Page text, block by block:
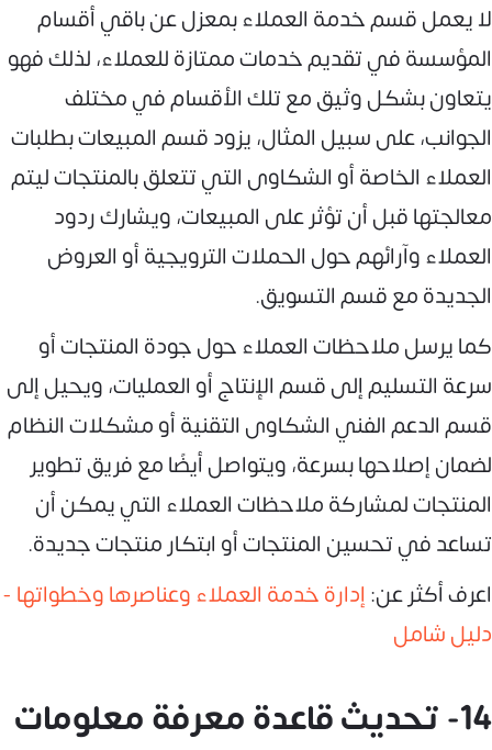
لا يعمل قسم خدمة العملاء بمعزل عن باقي أقسام
المؤسسة في تقديم خدمات ممتازة للعملاء، لذلك فهو
يتعاون بشكل وثيق مع تلك الأقسام في مختلف
الجوانب، على سبيل المثال، يزود قسم المبيعات بطلبات
العملاء الخاصة أو الشكاوى التي تتعلق بالمنتجات ليتم
معالجتها قبل أن تؤثر على المبيعات، ويشارك ردود
العملاء وآرائهم حول الحملات الترويجية أو العروض
الجديدة مع قسم التسويق.
كما يرسل ملاحظات العملاء حول جودة المنتجات أو
سرعة التسليم إلى قسم الإنتاج أو العمليات، ويحيل إلى
قسم الدعم الفني الشكاوى التقنية أو مشكلات النظام
لضمان إصلاحها بسرعة، ويتواصل أيضًا مع فريق تطوير
المنتجات لمشاركة ملاحظات العملاء التي يمكن أن
تساعد في تحسين المنتجات أو ابتكار منتجات جديدة.
اعرف أكثر عن:إدارة خدمة العملاء وعناصرها وخطواتها -
دليل شامل
14- تحديث قاعدة معرفة معلومات